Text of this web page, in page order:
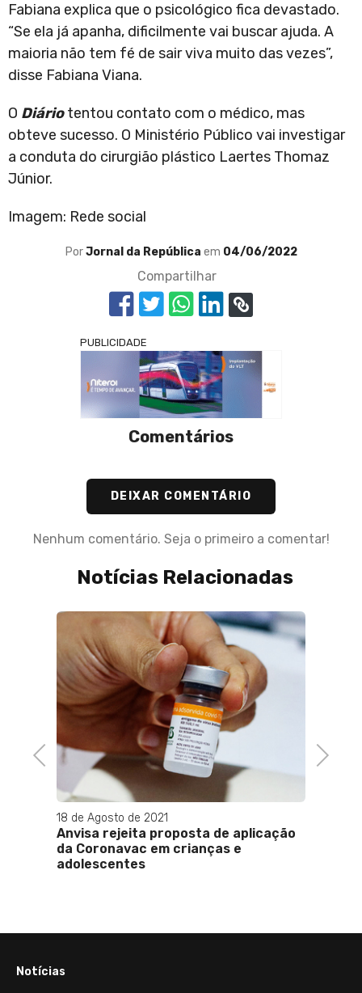
Fabiana explica que o psicológico fica devastado.
“Se ela já apanha, dificilmente vai buscar ajuda. A
maioria não tem fé de sair viva muito das vezes”,
disse Fabiana Viana.
O Diáriotentou contato com o médico, mas
obteve sucesso. O Ministério Público vai investigar
a conduta do cirurgião plástico Laertes Thomaz
Júnior.
Imagem: Rede social
PorJornal da República em 04/06/2022
Compartilhar
PUBLICIDADE
Comentários
DEIXAR COMENTÁRIO
Nenhum comentário. Seja o primeiro a comentar!
Notícias Relacionadas
Previous
18 de Agosto de 2021
Anvisa rejeita proposta de aplicação
da Coronavac em crianças e
adolescentes
Next
Notícias